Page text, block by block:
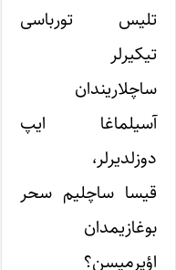
تلیس تورباسی
تیکیرلر
ساچلاریندان
آسیلماغا ایپ
دوزلدیرلر،
قیسا ساچلیم سحر
بوغازیمدان
اؤپرمیسن؟